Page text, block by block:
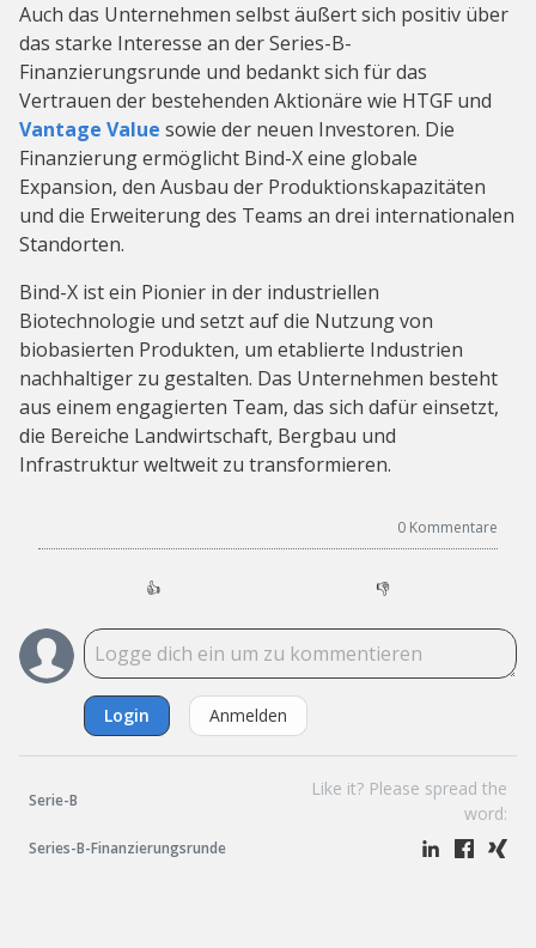
Auch das Unternehmen selbst äußert sich positiv über
das starke Interesse an der Series-B-
Finanzierungsrunde und bedankt sich für das
Vertrauen der bestehenden Aktionäre wie HTGF und
Vantage Value sowie der neuen Investoren. Die
Finanzierung ermöglicht Bind-X eine globale
Expansion, den Ausbau der Produktionskapazitäten
und die Erweiterung des Teams an drei internationalen
Standorten.
Bind-X ist ein Pionier in der industriellen
Biotechnologie und setzt auf die Nutzung von
biobasierten Produkten, um etablierte Industrien
nachhaltiger zu gestalten. Das Unternehmen besteht
aus einem engagierten Team, das sich dafür einsetzt,
die Bereiche Landwirtschaft, Bergbau und
Infrastruktur weltweit zu transformieren.
0 Kommentare
👍 👎
Login Anmelden
Serie-B
Series-B-Finanzierungsrunde
Like it? Please spread the
word: